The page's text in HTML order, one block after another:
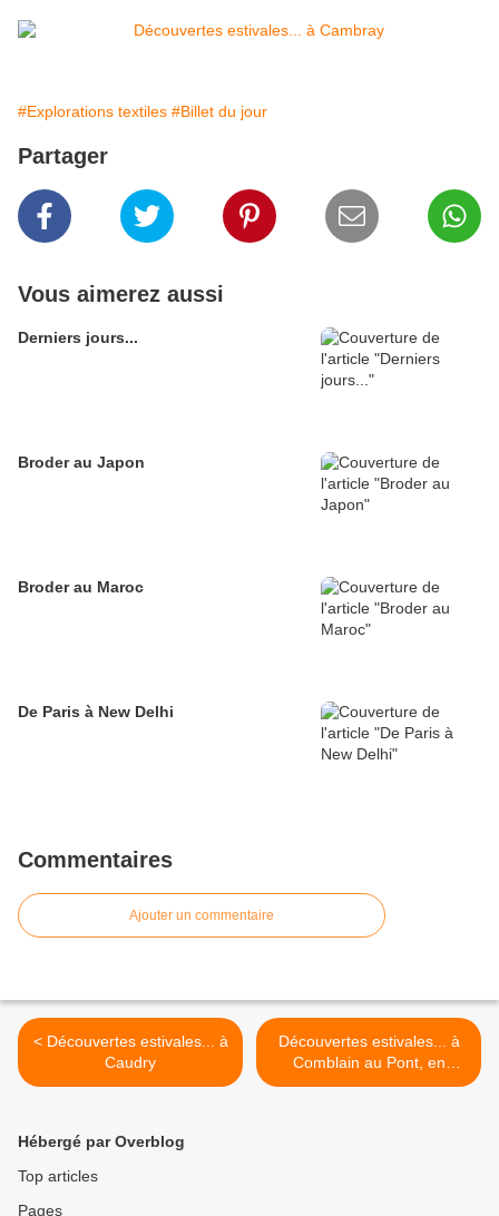
#Explorations textiles #Billet du jour
Partager
Vous aimerez aussi
Derniers jours...
Broder au Japon
Broder au Maroc
De Paris à New Delhi
Commentaires
Ajouter un commentaire
< Découvertes estivales... à
Caudry
Découvertes estivales... à
Comblain au Pont, en
Belgique >
Hébergé par Overblog
Top articles
Pages